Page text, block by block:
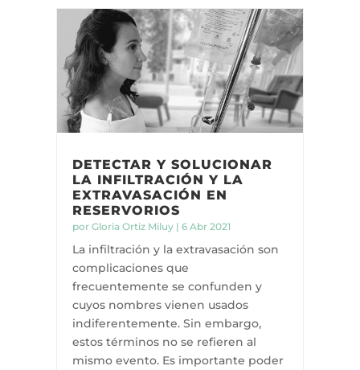
DETECTAR Y SOLUCIONAR
LA INFILTRACIÓN Y LA
EXTRAVASACIÓN EN
RESERVORIOS
por Gloria Ortiz Miluy| 6 Abr 2021
La infiltración y la extravasación son
complicaciones que
frecuentemente se confunden y
cuyos nombres vienen usados
indiferentemente. Sin embargo,
estos términos no se refieren al
mismo evento. Es importante poder